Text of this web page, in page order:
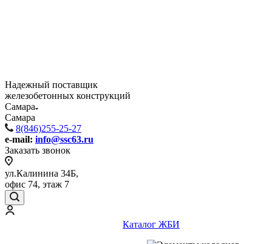
Надежный поставщик
железобетонных конструкций
Самара
Самара
8(846)255-25-27
e-mail: info@ssc63.ru
Заказать звонок
ул.Калинина 34Б,
офис 74, этаж 7
Каталог ЖБИ